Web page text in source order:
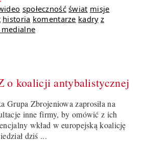
społeczność świat misje
historia komentarze kadry z
o koalicji antybalistycznej
Grupa Zbrojeniowa zaprosiła na
inne firmy, by omówić z ich
wkład w europejską koalicję
dziś ...